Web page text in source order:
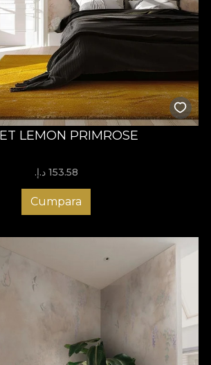
LEMON PRIMROSE
153.58 د.إ.‏
Cumpara